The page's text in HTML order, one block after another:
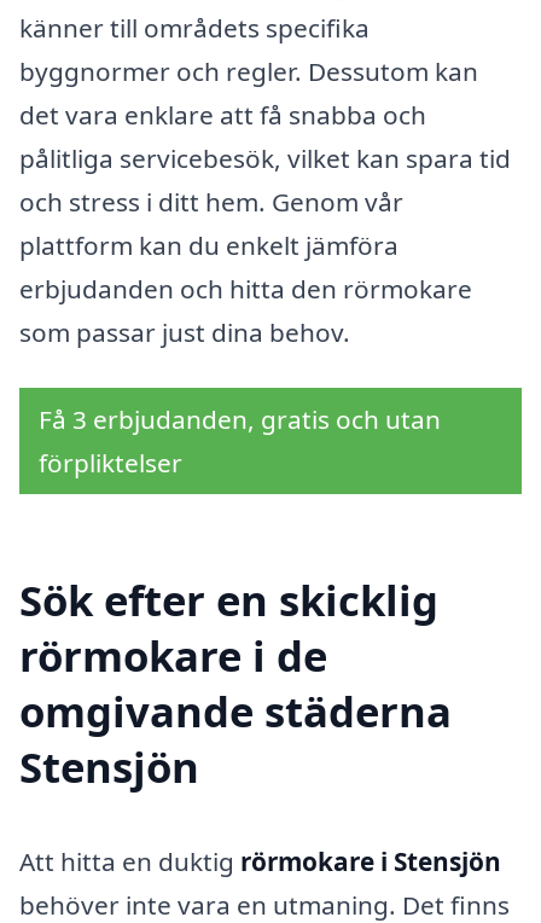
känner till områdets specifika
byggnormer och regler. Dessutom kan
det vara enklare att få snabba och
pålitliga servicebesök, vilket kan spara tid
och stress i ditt hem. Genom vår
plattform kan du enkelt jämföra
erbjudanden och hitta den rörmokare
som passar just dina behov.
Få 3 erbjudanden, gratis och utan
förpliktelser
Sök efter en skicklig
rörmokare i de
omgivande städerna
Stensjön
Att hitta en duktig rörmokare i Stensjön
behöver inte vara en utmaning. Det finns